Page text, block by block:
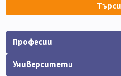
Търси
Професии
Университети